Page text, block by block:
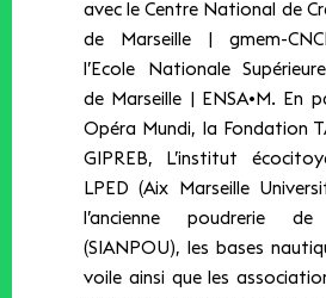
avec le ​Centre National de
de Marseille | gmem-
l’Ecole Nationale
de Marseille | ENSA•M. En
Opéra Mundi, la Fondation
GIPREB, L’institut
LPED (Aix Marseille
l’ancienne poudrerie
(SIANPOU), les bases
voile ainsi que les